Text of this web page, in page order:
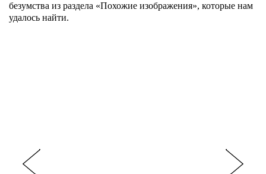
безумства из раздела «Похожие изображения», которые нам
удалось найти.